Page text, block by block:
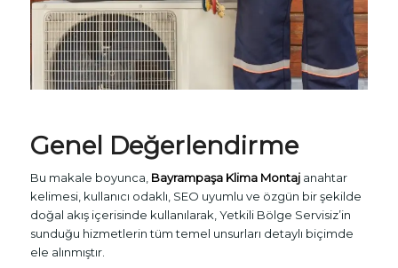
Genel Değerlendirme
Bu makale boyunca, Bayrampaşa Klima Montajanahtar
kelimesi, kullanıcı odaklı, SEO uyumlu ve özgün bir şekilde
doğal akış içerisinde kullanılarak, Yetkili Bölge Servisiz’in
sunduğu hizmetlerin tüm temel unsurları detaylı biçimde
ele alınmıştır.